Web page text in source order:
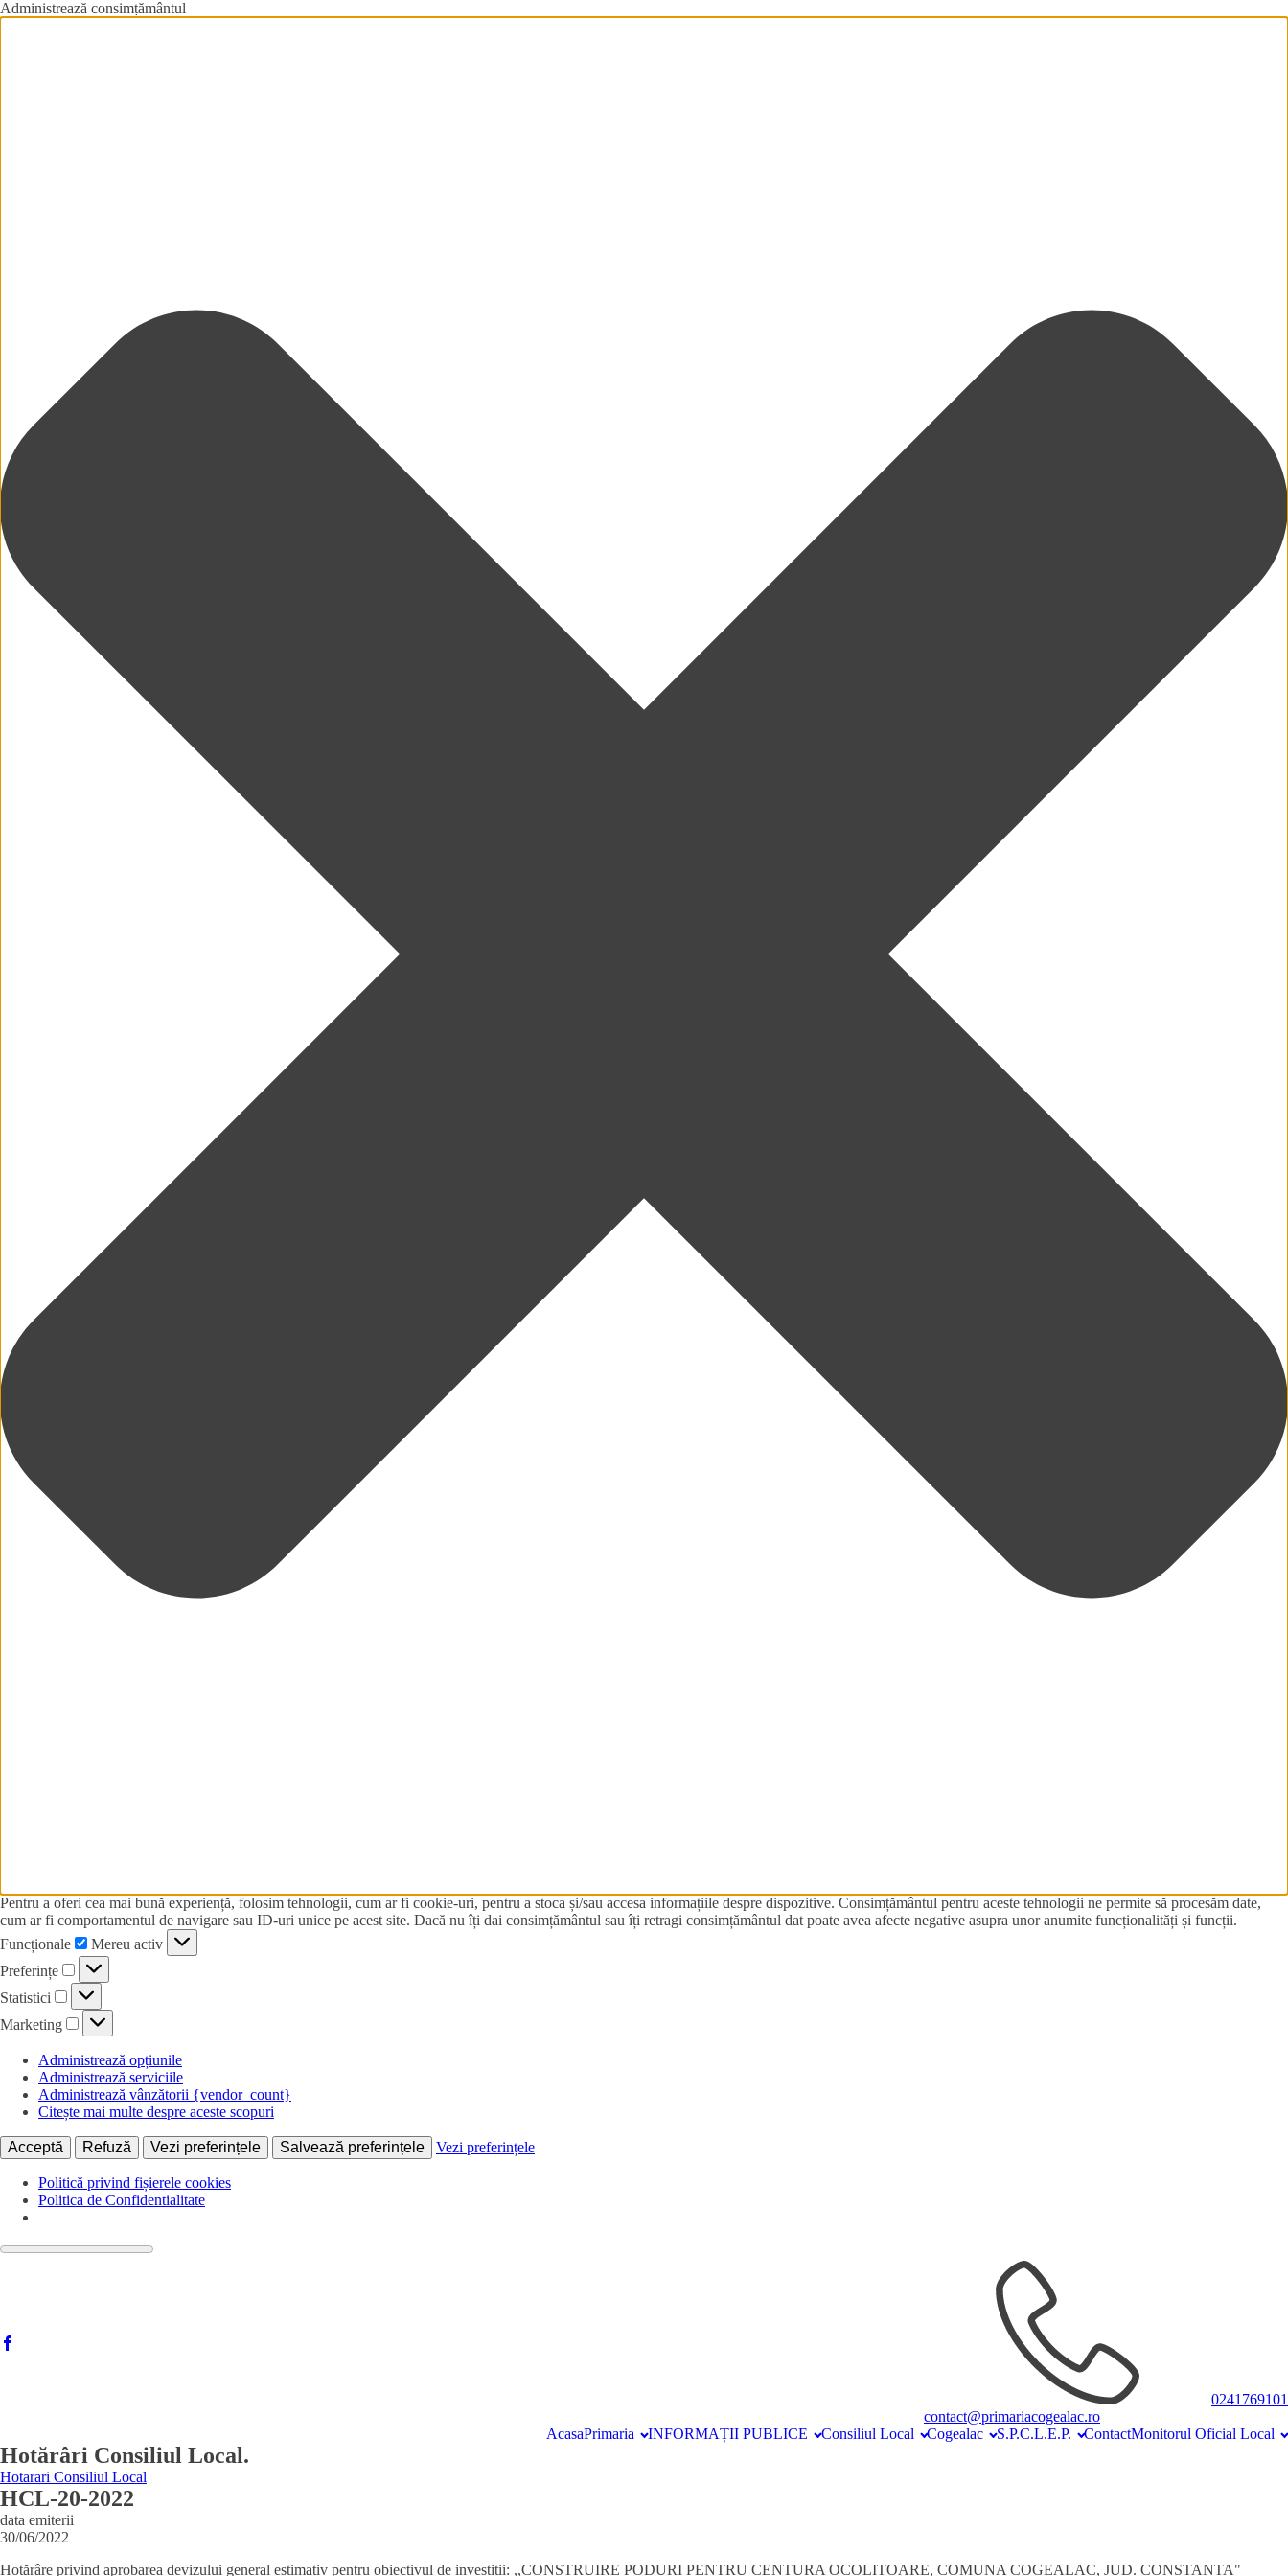
Administrează consimțământul
Pentru a oferi cea mai bună experiență, folosim tehnologii, cum ar fi cookie-uri, pentru a stoca și/sau accesa informațiile despre dispozitive. Consimțământul pentru aceste tehnologii ne permite să procesăm date,
cum ar fi comportamentul de navigare sau ID-uri unice pe acest site. Dacă nu îți dai consimțământul sau îți retragi consimțământul dat poate avea afecte negative asupra unor anumite funcționalități și funcții.
Funcționale
Funcționale
Mereu activ
Preferințe
Preferințe
Statistici Statistici
Marketing Marketing
Administrează opțiunile
Administrează serviciile
Administrează vânzătorii {vendor_count}
Citește mai multe despre aceste scopuri
Acceptă Refuză Vezi preferințele Salvează preferințele Vezi preferințele
Politică privind fișierele cookies
Politica de Confidentialitate
0241769101
contact@primariacogealac.ro
AcasaPrimaria INFORMAȚII PUBLICE Consiliul Local Cogealac S.P.C.L.E.P. ContactMonitorul Oficial Local
Hotărâri Consiliul Local.
Hotarari Consiliul Local
HCL-20-2022
data emiterii
30/06/2022
Hotărâre privind aprobarea devizului general estimativ pentru obiectivul de investiții: ,,CONSTRUIRE PODURI PENTRU CENTURA OCOLITOARE, COMUNA COGEALAC, JUD. CONSTANTA"